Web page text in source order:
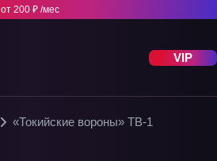
от 200 ₽ /мес
VIP
«Токийские вороны» ТВ-1